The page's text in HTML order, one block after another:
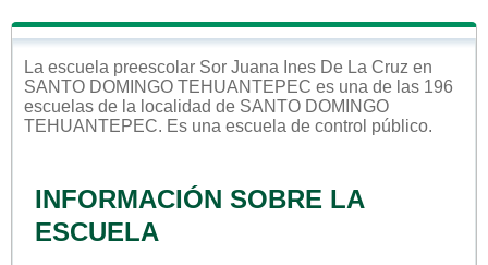
La escuela preescolar Sor Juana Ines De La Cruz en
SANTO DOMINGO TEHUANTEPEC es una de las 196
escuelas de la localidad de SANTO DOMINGO
TEHUANTEPEC. Es una escuela de control público.
INFORMACIÓN SOBRE LA
ESCUELA